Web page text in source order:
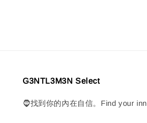
G3NTL3M3N Select
🧔找到你的內在自信。Find your